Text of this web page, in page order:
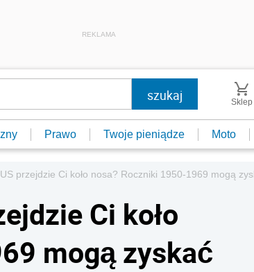
REKLAMA
Sklep
Prawo Twoje pieniądze Moto
przejdzie Ci koło nosa? Roczniki 1950-1969 mogą
Ci koło
mogą zyskać